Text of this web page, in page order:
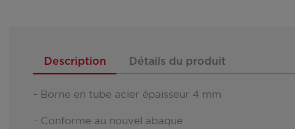
Description Détails du produit
- Borne en tube acier épaisseur 4 mm
- Conforme au nouvel abaque